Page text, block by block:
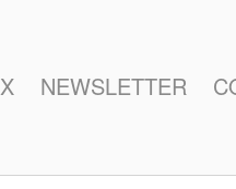
NEWSLETTER